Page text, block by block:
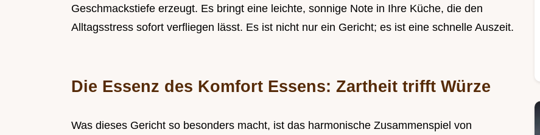
Geschmackstiefe erzeugt. Es bringt eine leichte, sonnige Note in Ihre Küche, die den
Alltagsstress sofort verfliegen lässt. Es ist nicht nur ein Gericht; es ist eine schnelle Auszeit.
Die Essenz des Komfort Essens: Zartheit trifft Würze
Was dieses Gericht so besonders macht, ist das harmonische Zusammenspiel von